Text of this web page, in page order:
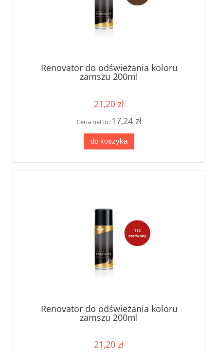
Renovator do odświeżania koloru
zamszu 200ml
21,20 zł
Cena netto: 17,24 zł
do koszyka
Renovator do odświeżania koloru
zamszu 200ml
21,20 zł